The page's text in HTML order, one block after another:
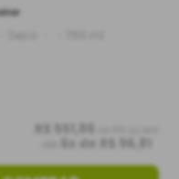
R$ 551,86
x de R$ 96,81